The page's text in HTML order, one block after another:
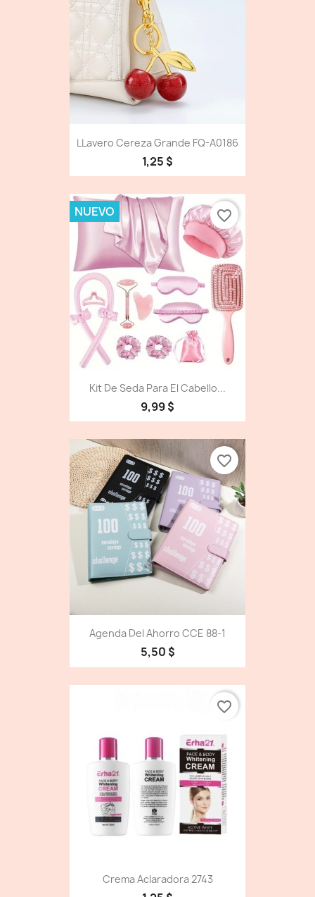
LLavero Cereza Grande FQ-A0186
1,25 $
Kit De Seda Para El Cabello...
9,99 $
NUEVO favorite_border
Agenda Del Ahorro CCE 88-1
5,50 $
favorite_border
Crema Aclaradora 2743
favorite_border